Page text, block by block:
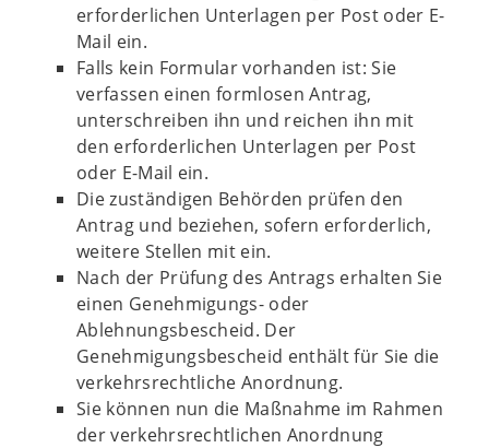
erforderlichen Unterlagen per Post oder E-
Mail ein.
Falls kein Formular vorhanden ist: Sie
verfassen einen formlosen Antrag,
unterschreiben ihn und reichen ihn mit
den erforderlichen Unterlagen per Post
oder E-Mail ein.
Die zuständigen Behörden prüfen den
Antrag und beziehen, sofern erforderlich,
weitere Stellen mit ein.
Nach der Prüfung des Antrags erhalten Sie
einen Genehmigungs- oder
Ablehnungsbescheid. Der
Genehmigungsbescheid enthält für Sie die
verkehrsrechtliche Anordnung.
Sie können nun die Maßnahme im Rahmen
der verkehrsrechtlichen Anordnung